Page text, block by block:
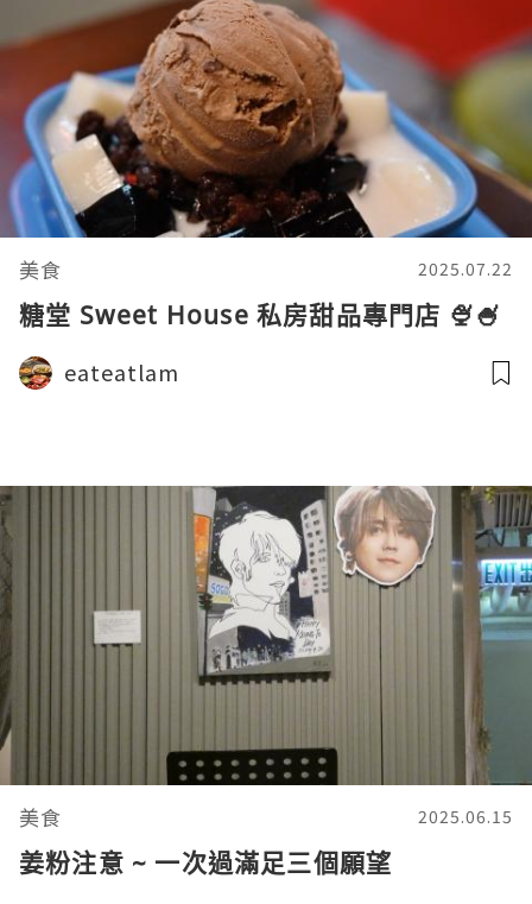
美食 2025.07.22
糖堂 Sweet House 私房甜品專門店 🍨🍧
eateatlam
美食 2025.06.15
姜粉注意 ~ 一次過滿足三個願望